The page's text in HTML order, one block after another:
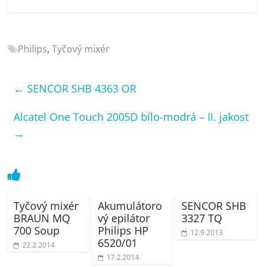
Elektro
pračky,
notebooky,
mobilní
bazény
Philips,Tyčový mixér
← SENCOR SHB 4363 OR
Alcatel One Touch 2005D bílo-modrá – II. jakost
→
Tyčový mixér
BRAUN MQ
700 Soup
22.2.2014
Akumulátoro
vý epilátor
Philips HP
6520/01
17.2.2014
SENCOR SHB
3327 TQ
12.9.2013